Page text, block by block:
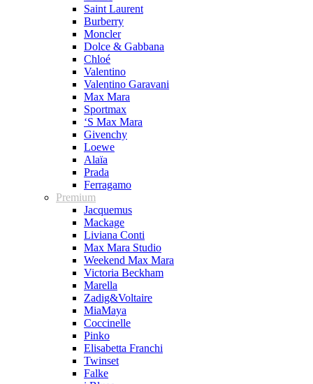
Saint Laurent
Burberry
Moncler
Dolce & Gabbana
Chloé
Valentino
Valentino Garavani
Max Mara
Sportmax
‘S Max Mara
Givenchy
Loewe
Alaïa
Prada
Ferragamo
Premium
Jacquemus
Mackage
Liviana Conti
Max Mara Studio
Weekend Max Mara
Victoria Beckham
Marella
Zadig&Voltaire
MiaMaya
Coccinelle
Pinko
Elisabetta Franchi
Twinset
Falke